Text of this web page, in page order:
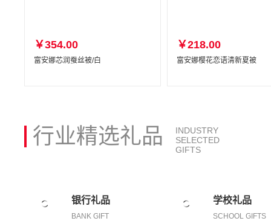
￥354.00
富安娜芯润蚕丝被/白
￥218.00
富安娜樱花恋语清新夏被
行业精选礼品
INDUSTRY
SELECTED
GIFTS
银行礼品
BANK GIFT
学校礼品
SCHOOL GIFTS